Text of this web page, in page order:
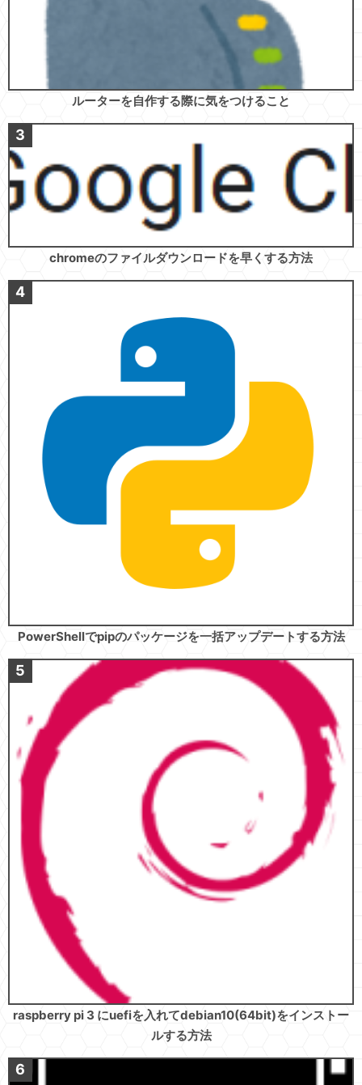
ルーターを自作する際に気をつけること
chromeのファイルダウンロードを早くする方法
PowerShellでpipのパッケージを一括アップデートする方法
raspberry pi 3 にuefiを入れてdebian10(64bit)をインストー
ルする方法